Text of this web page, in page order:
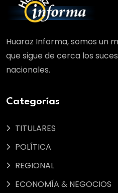
Huaraz Informa, somos un
que sigue de cerca los
nacionales.
Categorías
TITULARES
POLÍTICA
REGIONAL
ECONOMÍA & NEGOCIOS